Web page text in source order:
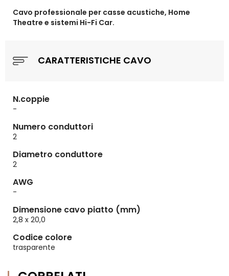
Cavo professionale per casse acustiche, Home
Theatre e sistemi Hi-Fi Car.
CARATTERISTICHE CAVO
N.coppie
-
Numero conduttori
2
Diametro conduttore
2
AWG
-
Dimensione cavo piatto (mm)
2,8 x 20,0
Codice colore
trasparente